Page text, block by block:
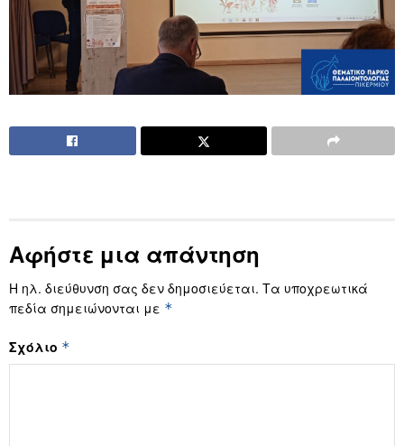
Αφήστε μια απάντηση
Η ηλ. διεύθυνση σας δεν δημοσιεύεται. Τα υποχρεωτικά
πεδία σημειώνονται με *
Σχόλιο *